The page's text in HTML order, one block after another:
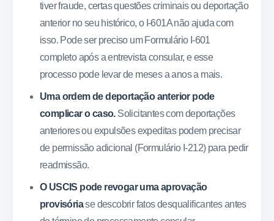
tiver fraude, certas questões criminais ou deportação
anterior no seu histórico, o I-601A não ajuda com
isso. Pode ser preciso um Formulário I-601
completo após a entrevista consular, e esse
processo pode levar de meses a anos a mais.
Uma ordem de deportação anterior pode
complicar o caso.Solicitantes com deportações
anteriores ou expulsões expeditas podem precisar
de permissão adicional (Formulário I-212) para pedir
readmissão.
O USCIS pode revogar uma aprovação
provisóriase descobrir fatos desqualificantes antes